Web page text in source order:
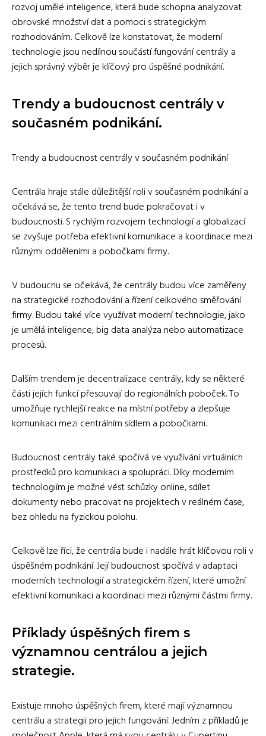
rozvoj umělé inteligence, která bude schopna analyzovat
obrovské množství dat a pomoci s strategickým
rozhodováním. Celkově lze konstatovat, že moderní
technologie jsou nedílnou součástí fungování centrály a
jejich správný výběr je klíčový pro úspěšné podnikání.
Trendy a budoucnost centrály v
současném podnikání.
Trendy a budoucnost centrály v současném podnikání
Centrála hraje stále důležitější roli v současném podnikání a
očekává se, že tento trend bude pokračovat i v
budoucnosti. S rychlým rozvojem technologií a globalizací
se zvyšuje potřeba efektivní komunikace a koordinace mezi
různými odděleními a pobočkami firmy.
V budoucnu se očekává, že centrály budou více zaměřeny
na strategické rozhodování a řízení celkového směřování
firmy. Budou také více využívat moderní technologie, jako
je umělá inteligence, big data analýza nebo automatizace
procesů.
Dalším trendem je decentralizace centrály, kdy se některé
části jejích funkcí přesouvají do regionálních poboček. To
umožňuje rychlejší reakce na místní potřeby a zlepšuje
komunikaci mezi centrálním sídlem a pobočkami.
Budoucnost centrály také spočívá ve využívání virtuálních
prostředků pro komunikaci a spolupráci. Díky moderním
technologiím je možné vést schůzky online, sdílet
dokumenty nebo pracovat na projektech v reálném čase,
bez ohledu na fyzickou polohu.
Celkově lze říci, že centrála bude i nadále hrát klíčovou roli v
úspěšném podnikání. Její budoucnost spočívá v adaptaci
moderních technologií a strategickém řízení, které umožní
efektivní komunikaci a koordinaci mezi různými částmi firmy.
Příklady úspěšných firem s
významnou centrálou a jejich
strategie.
Existuje mnoho úspěšných firem, které mají významnou
centrálu a strategii pro jejich fungování. Jedním z příkladů je